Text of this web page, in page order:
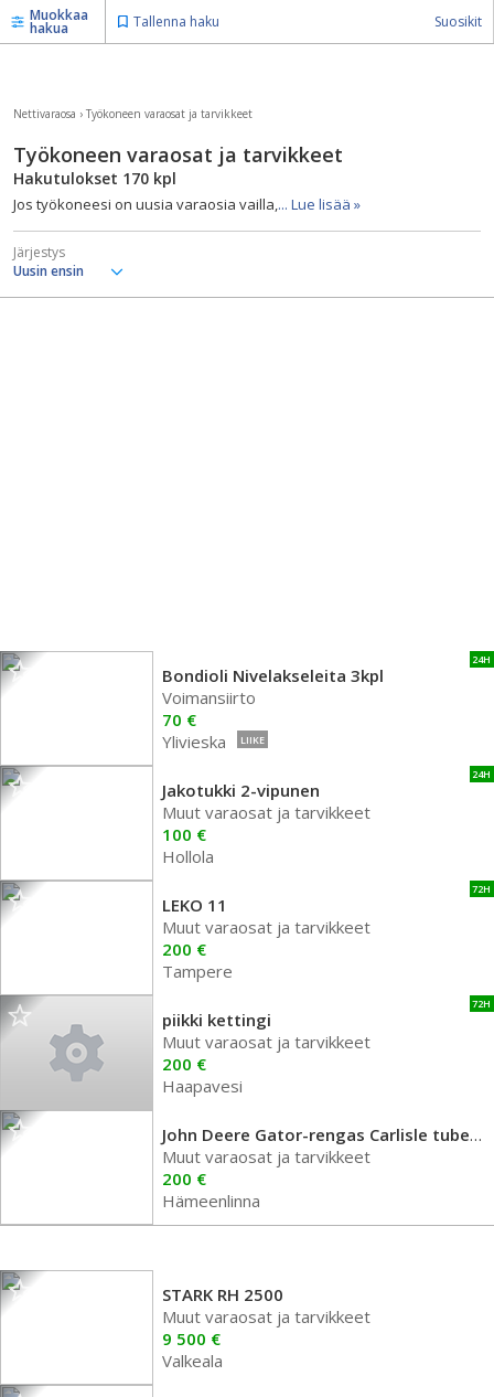
Muokkaa
hakua Tallenna haku Suosikit
Nettivaraosa › Työkoneen varaosat ja tarvikkeet
Työkoneen varaosat ja tarvikkeet
Hakutulokset 170 kpl
Jos työkoneesi on uusia varaosia vailla,... Lue lisää »
Järjestys
24H
Bondioli Nivelakseleita 3kpl
Voimansiirto
70 €
Ylivieska
LIIKE
24H
Jakotukki 2-vipunen
Muut varaosat ja tarvikkeet
100 €
Hollola
72H
LEKO 11
Muut varaosat ja tarvikkeet
200 €
Tampere
72H
piikki kettingi
Muut varaosat ja tarvikkeet
200 €
Haapavesi
John Deere Gator-rengas Carlisle tubeless
Muut varaosat ja tarvikkeet
200 €
Hämeenlinna
STARK RH 2500
Muut varaosat ja tarvikkeet
9 500 €
Valkeala